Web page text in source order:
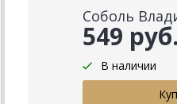
Соболь
549 руб.
В наличии